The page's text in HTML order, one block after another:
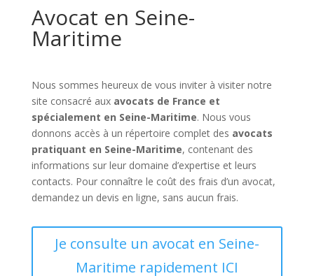
Avocat en Seine-
Maritime
Nous sommes heureux de vous inviter à visiter notre
site consacré aux avocats de France et
spécialement en Seine-Maritime. Nous vous
donnons accès à un répertoire complet des avocats
pratiquant en Seine-Maritime, contenant des
informations sur leur domaine d’expertise et leurs
contacts. Pour connaître le coût des frais d’un avocat,
demandez un devis en ligne, sans aucun frais.
Je consulte un avocat en Seine-
Maritime rapidement ICI